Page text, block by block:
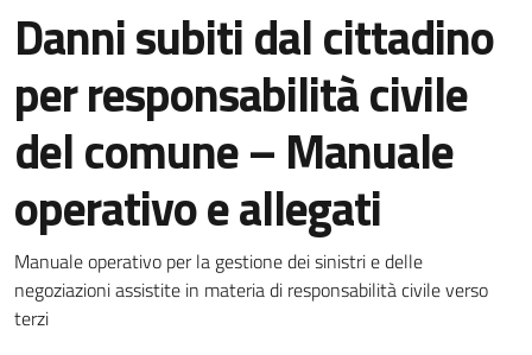
Danni subiti dal cittadino
per responsabilità civile
del comune – Manuale
operativo e allegati
Dettagli del documento
Manuale operativo per la gestione dei sinistri e delle
negoziazioni assistite in materia di responsabilità civile verso
terzi